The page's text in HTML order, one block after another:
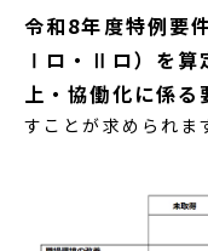
令和8年度特例要
Ⅰロ・Ⅱロ）を算
上・協働化に係る
すことが求められま